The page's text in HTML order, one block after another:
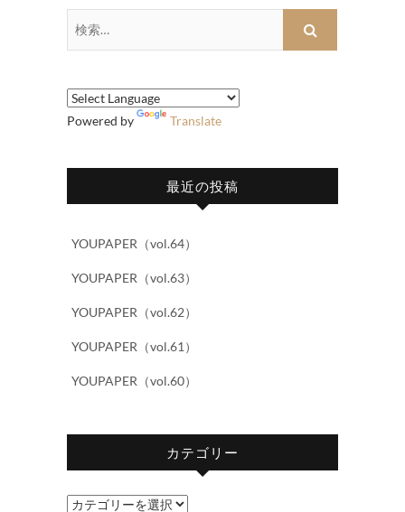
Powered by Translate
最近の投稿
YOUPAPER（vol.64）
YOUPAPER（vol.63）
YOUPAPER（vol.62）
YOUPAPER（vol.61）
YOUPAPER（vol.60）
カテゴリー
カ